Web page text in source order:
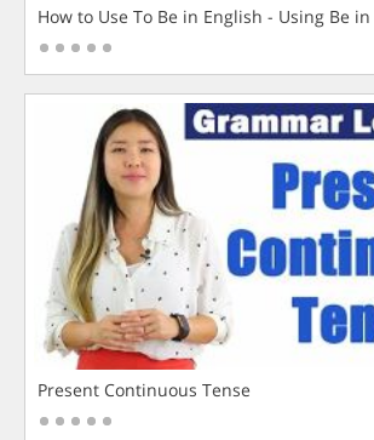
How to Use To Be in English - Using Be
Present Continuous Tense